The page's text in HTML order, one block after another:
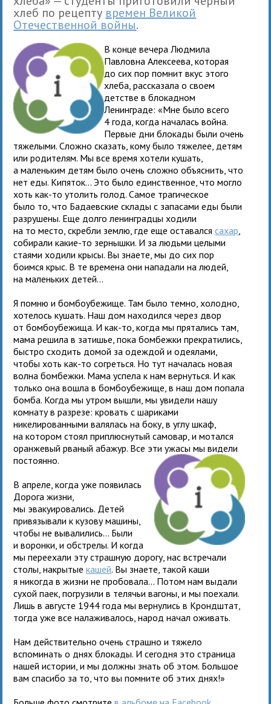
хлеб по рецепту времен Великой
Отечественной войны.
В конце вечера Людмила
Павловна Алексеева, которая
до сих пор помнит вкус этого
хлеба, рассказала о своем
детстве в блокадном
Ленинграде: «Мне было всего
4 года, когда началась война.
Первые дни блокады были очень
тяжелыми. Сложно сказать, кому было тяжелее, детям
или родителям. Мы все время хотели кушать,
а маленьким детям было очень сложно объяснить, что
нет еды. Кипяток... Это было единственное, что могло
хоть как-то утолить голод. Самое трагическое
было то, что Бадаевские склады с запасами еды были
разрушены. Еще долго ленинградцы ходили
на то место, скребли землю, где еще оставалсясахар
собирали какие-то зернышки. И за людьми целыми
стаями ходили крысы. Вы знаете, мы до сих пор
боимся крыс. В те времена они нападали на людей,
на маленьких детей...
Я помню и бомбоубежище. Там было темно, холодно,
хотелось кушать. Наш дом находился через двор
от бомбоубежища. И как-то, когда мы прятались там,
мама решила в затишье, пока бомбежки прекратились,
быстро сходить домой за одеждой и одеялами,
чтобы хоть как-то согреться. Но тут началась новая
волна бомбежки. Мама успела к нам вернуться. И как
только она вошла в бомбоубежище, в наш дом попала
бомба. Когда мы утром вышли, мы увидели нашу
комнату в разрезе: кровать с шариками
никелированными валялась на боку, в углу шкаф,
на котором стоял приплюснутый самовар, и мотался
оранжевый рваный абажур. Все эти ужасы мы видели
постоянно.
В апреле, когда уже появилась
Дорога жизни,
мы эвакуировались. Детей
привязывали к кузову машины,
чтобы не вывалились... Были
и воронки, и обстрелы. И когда
мы переехали эту страшную дорогу, нас встречали
столы, накрытыекашей. Вы знаете, такой каши
я никогда в жизни не пробовала... Потом нам выдали
сухой паек, погрузили в телячьи вагоны, и мы поехали.
Лишь в августе 1944 года мы вернулись в Крондштат,
тогда уже все налаживалось, народ начал оживать.
Нам действительно очень страшно и тяжело
вспоминать о днях блокады. И сегодня это страница
нашей истории, и мы должны знать об этом. Большое
вам спасибо за то, что вы помните об этих днях!»